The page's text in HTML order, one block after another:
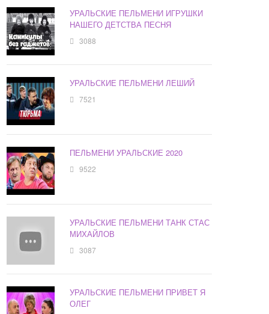
УРАЛЬСКИЕ ПЕЛЬМЕНИ ИГРУШКИ
НАШЕГО ДЕТСТВА ПЕСНЯ
3088
УРАЛЬСКИЕ ПЕЛЬМЕНИ ЛЕШИЙ
7521
ПЕЛЬМЕНИ УРАЛЬСКИЕ 2020
9522
УРАЛЬСКИЕ ПЕЛЬМЕНИ ТАНК СТАС
МИХАЙЛОВ
3087
УРАЛЬСКИЕ ПЕЛЬМЕНИ ПРИВЕТ Я
ОЛЕГ